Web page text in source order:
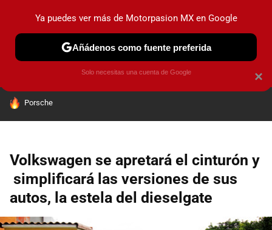
PRUEBAS INDUSTRIA HOY NO CIRCULA
HOY SE HABLA DE
Porsche
Volkswagen se apretará el cinturón y
simplificará las versiones de sus
autos, la estela del dieselgate
×
Ya puedes ver más de Motorpasion MX en Google
Añádenos como fuente preferida
Solo necesitas una cuenta de Google